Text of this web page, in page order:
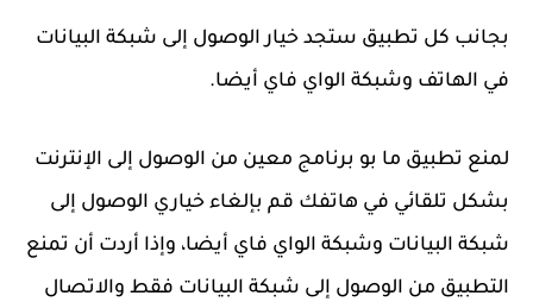
بجانب كل تطبيق ستجد خيار الوصول إلى شبكة البيانات
في الهاتف وشبكة الواي فاي أيضا.
لمنع تطبيق ما بو برنامج معين من الوصول إلى الإنترنت
بشكل تلقائي في هاتفك قم بإلغاء خياري الوصول إلى
شبكة البيانات وشبكة الواي فاي أيضا، وإذا أردت أن تمنع
التطبيق من الوصول إلى شبكة البيانات فقط والاتصال